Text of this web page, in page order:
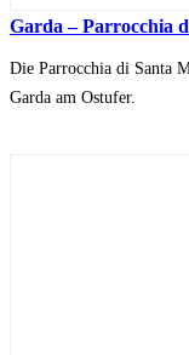
Garda – Parrocchia
Die Parrocchia di Santa
Garda am Ostufer.